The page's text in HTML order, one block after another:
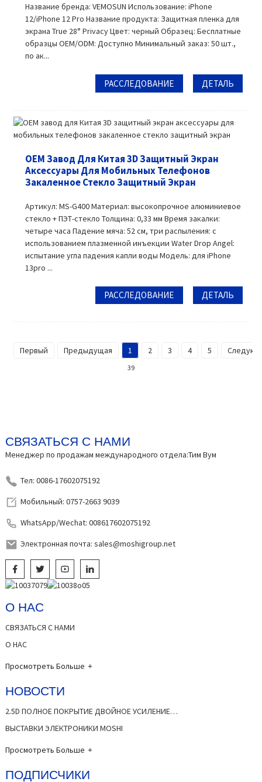
Название бренда: VEMOSUN Использование: iPhone
12/iPhone 12 Pro Название продукта: Защитная пленка для
экрана True 28° Privacy Цвет: черный Образец: Бесплатные
образцы OEM/ODM: Доступно Минимальный заказ: 50 шт.,
по ак...
РАССЛЕДОВАНИЕ ДЕТАЛЬ
OEM Завод Для Китая 3D Защитный Экран
Аксессуары Для Мобильных Телефонов
Закаленное Стекло Защитный Экран
Артикул: MS-G400 Материал: высокопрочное алюминиевое
стекло + ПЭТ-стекло Толщина: 0,33 мм Время закалки:
четыре часа Падение мяча: 52 см, три распыления: с
использованием плазменной инъекции Water Drop Angel:
испытание угла падения капли воды Модель: для iPhone
13pro ...
РАССЛЕДОВАНИЕ ДЕТАЛЬ
Первый Предыдущая 1 2 3 4 5
39
СВЯЗАТЬСЯ С НАМИ
Менеджер по продажам международного отдела:Тим Вум
Тел: 0086-17602075192
Мобильный: 0757-2663 9039
WhatsApp/Wechat: 008617602075192
Электронная почта: sales@moshigroup.net
О НАС
СВЯЗАТЬСЯ С НАМИ
О НАС
Просмотреть Больше
НОВОСТИ
2.5D ПОЛНОЕ ПОКРЫТИЕ ДВОЙНОЕ УСИЛЕНИЕ…
ВЫСТАВКИ ЭЛЕКТРОНИКИ MOSHI
Просмотреть Больше
ПОДПИСЧИКИ